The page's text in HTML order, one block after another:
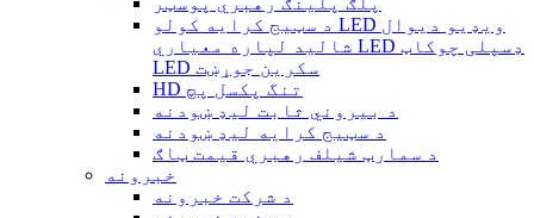
د سټیج کرایه کولو LED ویډیو دیوال
شالید لپاره معیاري LED ډسپلی چوکاټ
LED سکرین جوړښت
HD تنگ پکسل پچ
د بیروني ثابت لیډ ښودنه
د سټیج کرایه لیډ ښودنه
د سمارټ شیلف رهبري قیمت ټاګ
خبرونه
د شرکت خبرونه